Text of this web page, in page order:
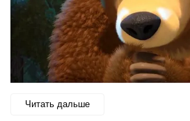
Читать дальше